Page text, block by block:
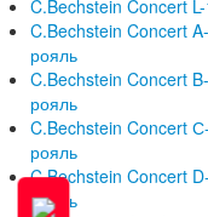
C.Bechstein Concert
C.Bechstein Concert
рояль
C.Bechstein Concert
рояль
C.Bechstein Concert
рояль
C.Bechstein Concert
рояль